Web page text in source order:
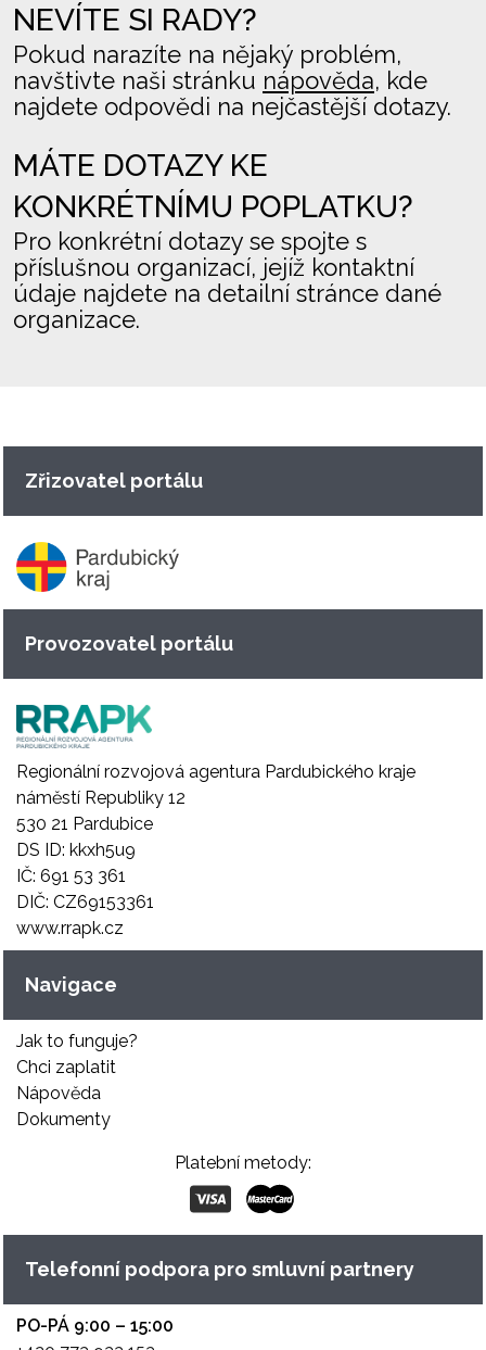
NEVÍTE SI RADY?
Pokud narazíte na nějaký problém,
navštivte naši stránku nápověda, kde
najdete odpovědi na nejčastější dotazy.
MÁTE DOTAZY KE
KONKRÉTNÍMU POPLATKU?
Pro konkrétní dotazy se spojte s
příslušnou organizací, jejíž kontaktní
údaje najdete na detailní stránce dané
organizace.
Zřizovatel portálu
Provozovatel portálu
Regionální rozvojová agentura Pardubického kraje
náměstí Republiky 12
530 21 Pardubice
DS ID: kkxh5u9
IČ: 691 53 361
DIČ: CZ69153361
www.rrapk.cz
Navigace
Jak to funguje?
Chci zaplatit
Nápověda
Dokumenty
Platební metody:
Telefonní podpora pro smluvní partnery
PO-PÁ 9:00 – 15:00